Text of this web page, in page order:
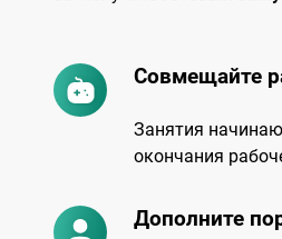
Совмещайте
Занятия
окончания
Дополните